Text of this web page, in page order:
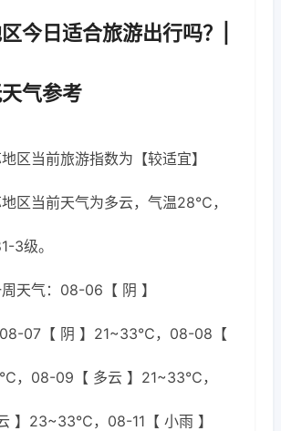
今日适合旅游出行吗？|
气参考
区当前旅游指数为【较适宜】
区当前天气为多云，气温28℃，
3级。
天气：08-06【 阴 】
07【 阴 】21~33℃，08-08【
，08-09【 多云 】21~33℃，
】23~33℃，08-11【 小雨 】